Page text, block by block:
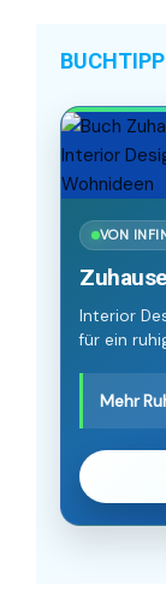
VON
Interior
für ein
Mehr